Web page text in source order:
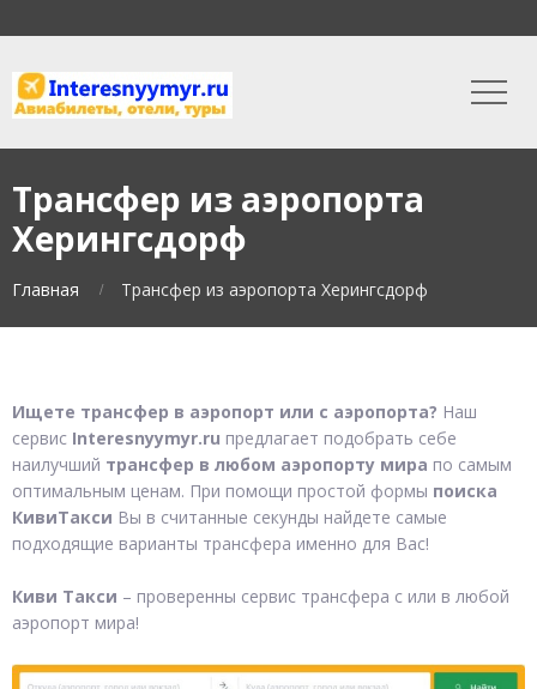
Трансфер из аэропорта
Херингсдорф
Главная Трансфер из аэропорта Херингсдорф
Ищете трансфер в аэропорт или с аэропорта? Наш
сервис Interesnyymyr.ru предлагает подобрать себе
наилучший трансфер в любом аэропорту мира по самым
оптимальным ценам. При помощи простой формы поиска
КивиТакси Вы в считанные секунды найдете самые
подходящие варианты трансфера именно для Вас!
Киви Такси – проверенны сервис трансфера с или в любой
аэропорт мира!